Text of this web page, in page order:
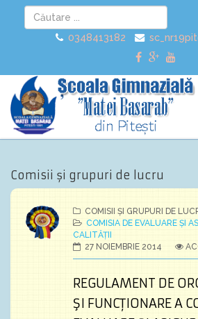
0348413182
Comisii și grupuri de lucru
COMISII ȘI GRUPURI DE
COMISIA DE EVALUARE ȘI
CALITĂȚII
27 NOIEMBRIE 2014
REGULAMENT DE
ŞI FUNCŢIONARE A